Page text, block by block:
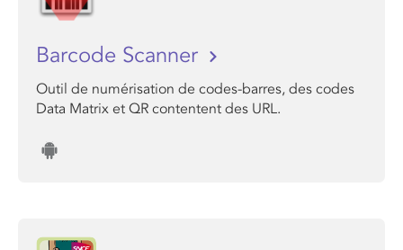
Barcode Scanner
Outil de numérisation de codes-barres, des codes
Data Matrix et QR contentent des URL.